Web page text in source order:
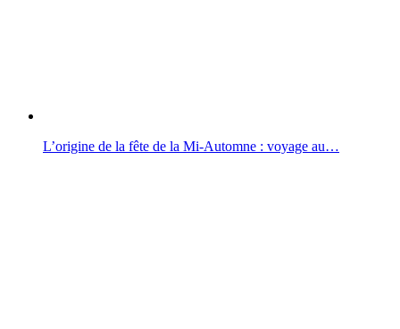
L’origine de la fête de la Mi-Automne : voyage au…